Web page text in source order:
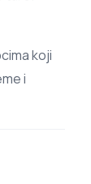
koji
i